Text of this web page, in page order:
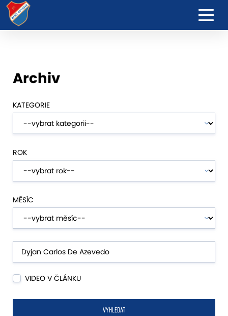
Archiv
KATEGORIE
ROK
MĚSÍC
VIDEO V ČLÁNKU
VYHLEDAT